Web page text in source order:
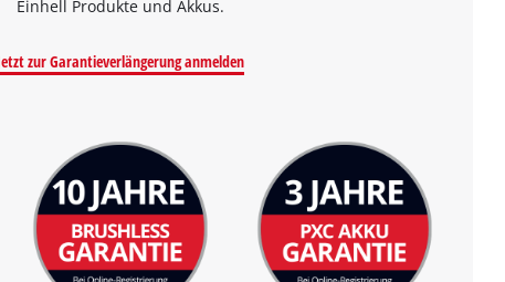
Einhell Produkte und Akkus.
zur Garantieverlängerung anmelden